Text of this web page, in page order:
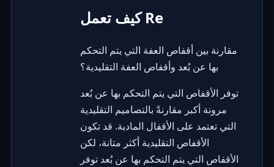
كيف تعمل Re
مقارنة بين أقفاص العفة التي يتم التحكم
بها عن بُعد وأقفاص العفة التقليدية؟
توفر الأقفاص التي يتم التحكم بها عن بُعد
مرونة أكبر مقارنةً بالتصاميم التقليدية
التي تعتمد على الأقفال المادية. قد تكون
الأقفاص التقليدية أكثر متانة، لكن
الأقفاص التي يتم التحكم بها عن بُعد توفر